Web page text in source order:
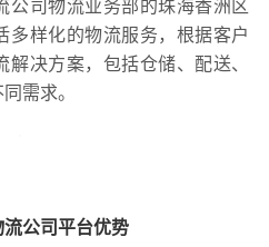
公司物流业务部的珠海香洲区
多样化的物流服务，根据客户
决方案，包括仓储、配送、
需求。
公司平台优势